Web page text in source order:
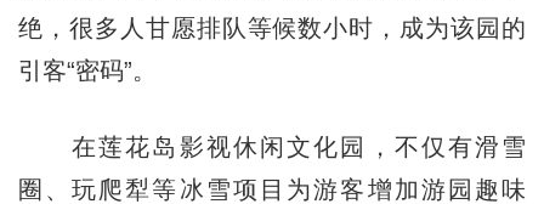
绝，很多人甘愿排队等候数小时，成为该园的
引客“密码”。
在莲花岛影视休闲文化园，不仅有滑雪
圈、玩爬犁等冰雪项目为游客增加游园趣味